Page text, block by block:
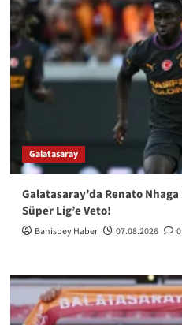
Galatasaray
Galatasaray’da Renato
Süper Lig’e Veto!
Bahisbey Haber 07.08.2026 0